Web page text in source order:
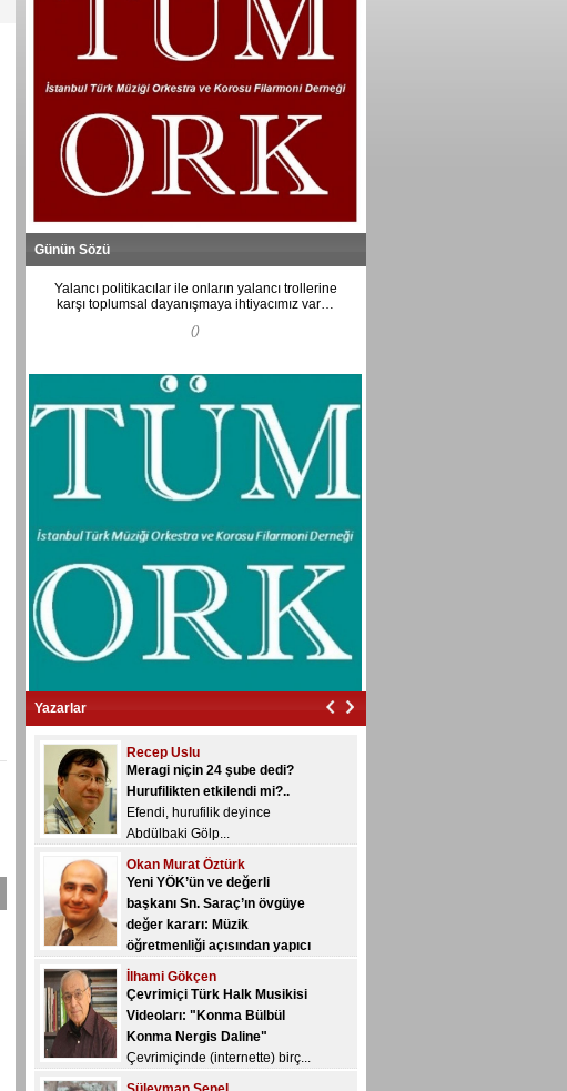
Günün Sözü
Yalancı politikacılar ile onların yalancı trollerine
karşı toplumsal dayanışmaya ihtiyacımız var…
()
Yazarlar
İzmir’in içinde vurdular
Veyis Yeğin
Çalgıları geliştirmek nedir,
nasıl olur?..
“Geliştirme/gelişim” kavramı
özne...
Ayhan Sarı
mı?..
Nesrin Kalyoncu
Münih LMU Müzikoloji
Dönem sonu sınavları devam
ediyor ve bugü...
Konuk Yazar
Yazılarınızı bekliyoruz...
Müzik ile ilgili, kısa veya uzun,
araştırma v...
Gökmen Özmenteş
Fazıl Say'ın Feyzi Erçin'e
desteği…
Fazıl Say'ın Boğaziçi
Üniversitesi'nde...
Gökhan Yalçın
Kitabu İlmi'l-Musiki Alâ
Recep Uslu
Meragi niçin 24 şube dedi?
Hurufilikten etkilendi mi?..
Efendi, hurufilik deyince
Abdülbaki Gölp...
Okan Murat Öztürk
Yeni YÖK’ün ve değerli
başkanı Sn. Saraç’ın övgüye
değer kararı: Müzik
öğretmenliği açısından yapıcı
bir değerlendirme…
Yeni YÖK, üniversitelere yetki
devri kon...
İlhami Gökçen
Çevrimiçi Türk Halk Musikisi
Videoları: "Konma Bülbül
Konma Nergis Daline"
Çevrimiçinde (internette) birç...